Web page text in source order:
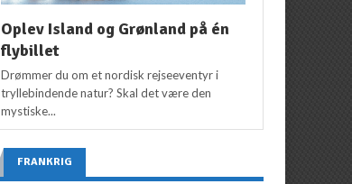
Oplev Island og Grønland på én
flybillet
Drømmer du om et nordisk rejseeventyr i
tryllebindende natur? Skal det være den
mystiske...
FRANKRIG